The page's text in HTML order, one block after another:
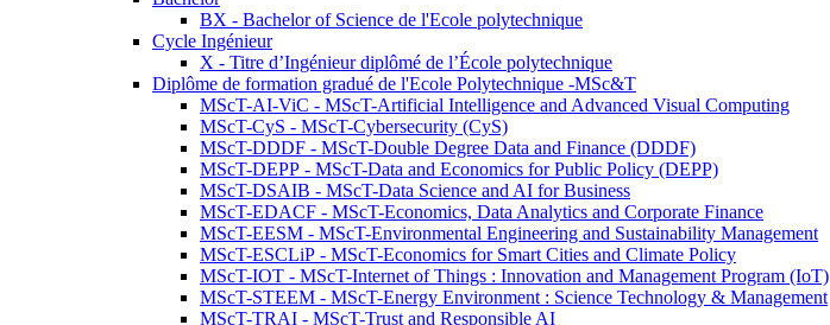
BX - Bachelor of Science de l'Ecole polytechnique
Cycle Ingénieur
X - Titre d’Ingénieur diplômé de l’École polytechnique
Diplôme de formation gradué de l'Ecole Polytechnique -MSc&T
MScT-AI-ViC - MScT-Artificial Intelligence and Advanced Visual Computing
MScT-CyS - MScT-Cybersecurity (CyS)
MScT-DDDF - MScT-Double Degree Data and Finance (DDDF)
MScT-DEPP - MScT-Data and Economics for Public Policy (DEPP)
MScT-DSAIB - MScT-Data Science and AI for Business
MScT-EDACF - MScT-Economics, Data Analytics and Corporate Finance
MScT-EESM - MScT-Environmental Engineering and Sustainability Management
MScT-ESCLiP - MScT-Economics for Smart Cities and Climate Policy
MScT-IOT - MScT-Internet of Things : Innovation and Management Program (IoT)
MScT-STEEM - MScT-Energy Environment : Science Technology & Management
MScT-TRAI - MScT-Trust and Responsible AI